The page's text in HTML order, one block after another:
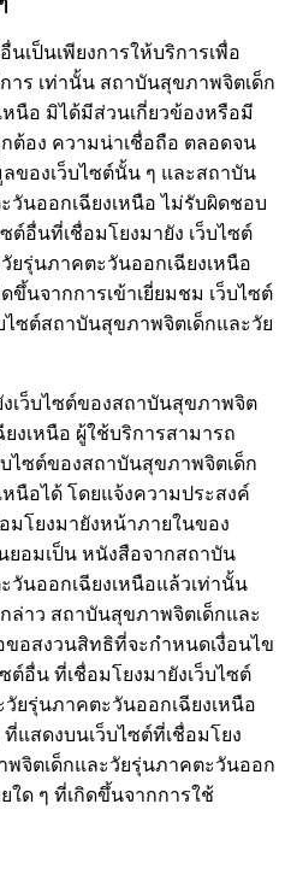
นเป็นเพียงการให้บริการเพื่อ
าร เท่านั้น สถาบันสุขภาพจิตเด็ก
นือ มิได้มีส่วนเกี่ยวข้องหรือมี
ต้อง ความน่าเชื่อถือ ตลอดจน
ของเว็บไซต์นั้น ๆ และสถาบัน
นออกเฉียงเหนือ ไม่รับผิดชอบ
ต์อื่นที่เชื่อมโยงมายัง เว็บไซต์
รุ่นภาคตะวันออกเฉียงเหนือ
ขึ้นจากการเข้าเยี่ยมชม เว็บไซต์
ไซต์สถาบันสุขภาพจิตเด็กและวัย
เว็บไซต์ของสถาบันสุขภาพจิต
งเหนือ ผู้ใช้บริการสามารถ
ไซต์ของสถาบันสุขภาพจิตเด็ก
นือได้ โดยแจ้งความประสงค์
มโยงมายังหน้าภายในของ
ยอมเป็น หนังสือจากสถาบัน
นออกเฉียงเหนือแล้วเท่านั้น
ล่าว สถาบันสุขภาพจิตเด็กและ
ขอสงวนสิทธิที่จะกำหนดเงื่อนไข
ต์อื่น ที่เชื่อมโยงมายังเว็บไซต์
ยรุ่นภาคตะวันออกเฉียงเหนือ
แสดงบนเว็บไซต์ที่เชื่อมโยง
พจิตเด็กและวัยรุ่นภาคตะวันออก
ใด ๆ ที่เกิดขึ้นจากการใช้